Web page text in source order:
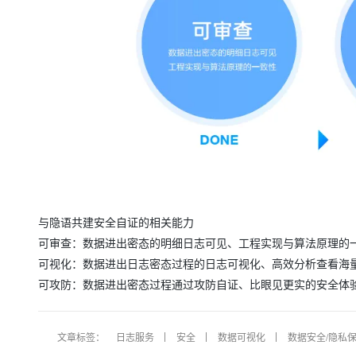
与隐语共建安全自证的相关能力
可审查：数据进出密态的明细日志可见、工程实现与算法原理的
可视化：数据进出日志密态过程的日志可视化、高效分析查看海
可攻防：数据进出密态过程通过攻防自证、比眼见更实的安全体
文章标签： 日志服务 安全 数据可视化 数据安全/隐私